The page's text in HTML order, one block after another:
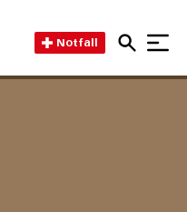
Notfall